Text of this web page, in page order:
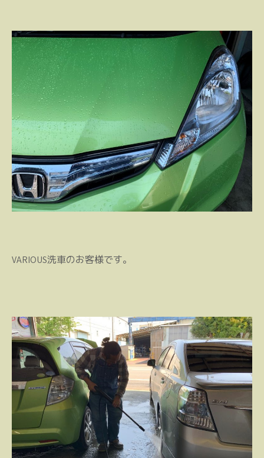
VARIOUS洗車のお客様です。